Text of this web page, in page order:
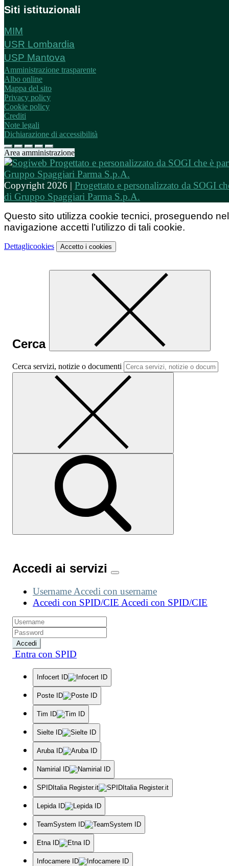
Siti istituzionali
MIM
USR Lombardia
USP Mantova
Amministrazione trasparente
Albo online
Mappa del sito
Privacy policy
Cookie policy
Crediti
Note legali
Dichiarazione di accessibilità
Area amministrazione
Copyright 2026 | Progettato e personalizzato da SOGI
di Gruppo Spaggiari Parma S.p.A.
Questo sito utilizza cookie tecnici, proseguendo
navigazione accetti l’utilizzo di tali cookie.
Dettaglicookies Accetto i cookies
Cerca
Cerca servizi, notizie o documenti
Accedi ai servizi
Username Accedi con username
Accedi con SPID/CIE Accedi con SPID/CIE
Accedi
Entra con SPID
Infocert ID
Poste ID
Tim ID
Sielte ID
Aruba ID
Namirial ID
SPIDItalia Register.it
Lepida ID
TeamSystem ID
Etna ID
Infocamere ID